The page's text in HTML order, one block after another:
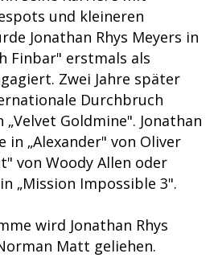
und kleineren
Jonathan Rhys Meyers in
Finbar" erstmals als
Zwei Jahre später
Durchbruch
Goldmine". Jonathan
in „Alexander" von Oliver
von Woody Allen oder
„Mission Impossible 3".
wird Jonathan Rhys
Matt geliehen.